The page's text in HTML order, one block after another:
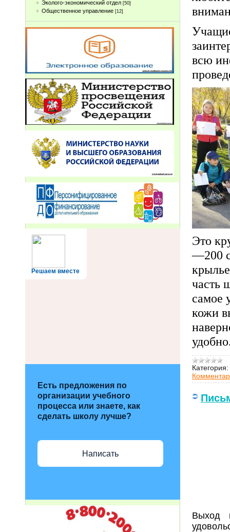
Эколого-экономический отдел [50]
Общественное управление [12]
Решаем вместе
Есть предложения по
организации учебного
процесса или знаете, как
сделать школу лучше?
Написать
всю
Это
—200
часть
самое
кожи
Категория:
Выход